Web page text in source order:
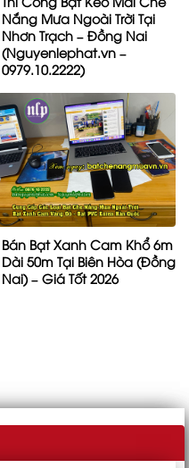
Nắng Mưa Ngoài Trời Tại
Nhơn Trạch – Đồng Nai
(Nguyenlephat.vn –
0979.10.2222)
Bán Bạt Xanh Cam Khổ 6m
Dài 50m Tại Biên Hòa (Đồng
Nai) – Giá Tốt 2026